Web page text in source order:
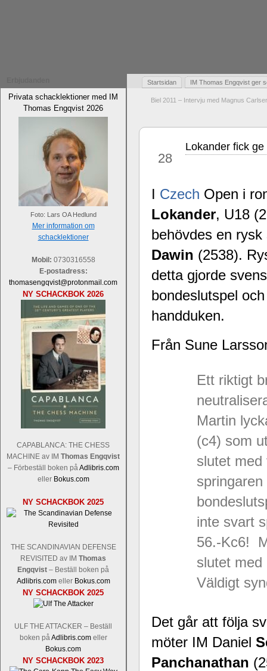
Privata schacklektioner med IM
Thomas Engqvist 2026
Foto: Lars OA Hedlund
Mer information om
schacklektioner
Mobil: 0730316558
E-postadress:
thomasengqvist@protonmail.com
NY SCHACKBOK 2026
CAPABLANCA: THE CHESS
MACHINE av IM Thomas Engqvist
– Förbeställ boken påAdlibris.com
eller Bokus.com
NY SCHACKBOK 2025
THE SCANDINAVIAN DEFENSE
REVISITED av IM Thomas
Engqvist – Beställ boken på
Adlibris.comeller Bokus.com
NY SCHACKBOK 2025
ULF THE ATTACKER – Beställ
boken påAdlibris.comeller
Bokus.com
NY SCHACKBOK 2023
Startsidan IM Thomas Engqvist ger
Biel 2011 – Intervju med Magnus
28
Lokander fick
I Czech Open i
Lokander, U18
behövdes en
Dawin (2538).
detta gjorde
bondeslutspel
handduken.
Från Sune
Ett riktigt
Martin
(c4) som
slutet med
inte svart
56.-Kc6!
slutet
Väldigt
Det går att följa
möter IM Daniel
Panchanathan